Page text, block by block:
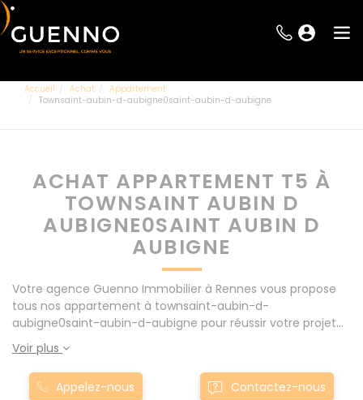
Accueil Achat
Appartement
Townsaint-aubin-d-aubigne0saint-aubin-d-aubigne
ACHAT APPARTEMENT T5 À
TOWNSAINT AUBIN D
AUBIGNE0SAINT AUBIN D
AUBIGNE
Votre agence Guenno Immobilier à Rennes vous propose
tous nos appartement à townsaint-aubin-d-
aubigne0saint-aubin-d-aubigne pour réussir votre projet
immobilier d' achat. Consultez l'ensemble de nos offres à
Rennes mais également aux alentours : Le Rheu, Pacé,
Montgermont... Nos appartement T5 à townsaint-aubin-d-
aubigne0saint-aubin-d-aubigne sont proposés au meilleur
Voir plus
Appelez-nous Contactez-nous